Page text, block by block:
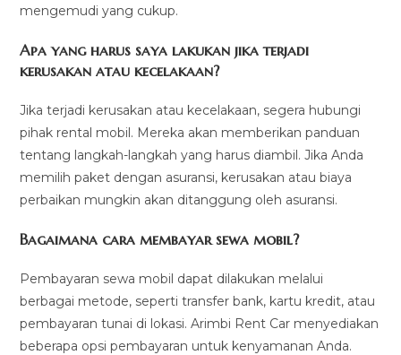
mengemudi yang cukup.
Apa yang harus saya lakukan jika terjadi
kerusakan atau kecelakaan?
Jika terjadi kerusakan atau kecelakaan, segera hubungi
pihak rental mobil. Mereka akan memberikan panduan
tentang langkah-langkah yang harus diambil. Jika Anda
memilih paket dengan asuransi, kerusakan atau biaya
perbaikan mungkin akan ditanggung oleh asuransi.
Bagaimana cara membayar sewa mobil?
Pembayaran sewa mobil dapat dilakukan melalui
berbagai metode, seperti transfer bank, kartu kredit, atau
pembayaran tunai di lokasi. Arimbi Rent Car menyediakan
beberapa opsi pembayaran untuk kenyamanan Anda.